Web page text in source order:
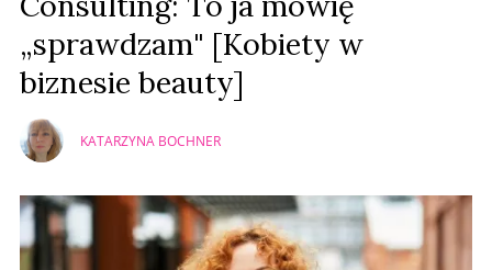
„sprawdzam" [Kobiety w
biznesie beauty]
KATARZYNA BOCHNER